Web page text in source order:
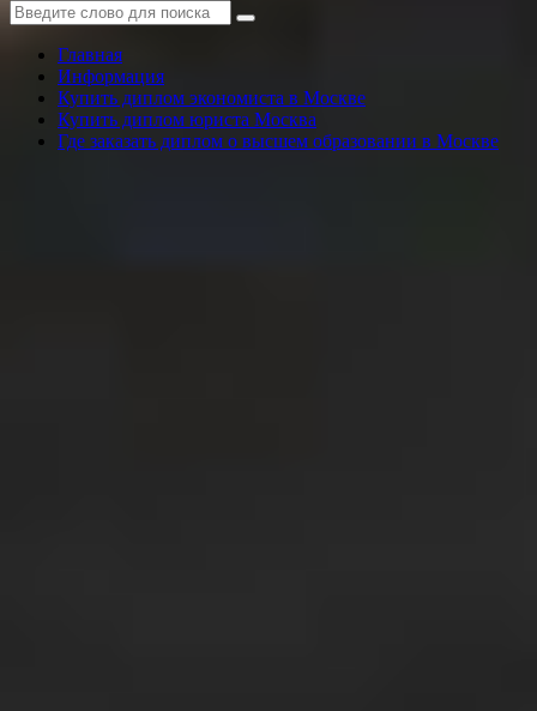
Главная
Информация
Купить диплом экономиста в Москве
Купить диплом юриста Москва
Где заказать диплом о высшем образовании в Москве